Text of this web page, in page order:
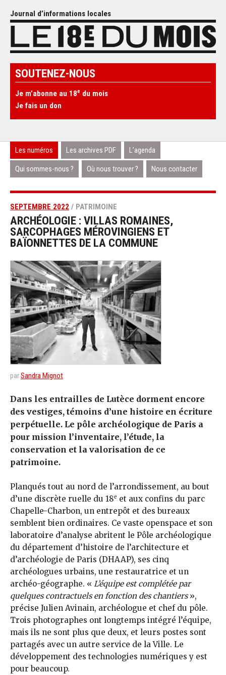
Journal d’informations locales
SOUTENEZ-NOUS
Je m’abonne au 18e du mois
Je fais un don
Les numéros Les archives PDF L’agenda
Qui sommes-nous ? Où nous trouver ? Nous contacter
SEPTEMBRE 2022 / PATRIMOINE
ARCHÉOLOGIE : VILLAS ROMAINES,
SARCOPHAGES MÉROVINGIENS ET
BAÏONNETTES DE LA COMMUNE
parSandra Mignot
Dans les entrailles de Lutèce dorment encore
des vestiges, témoins d’une histoire en écriture
perpétuelle. Le pôle archéologique de Paris a
pour mission l’inventaire, l’étude, la
conservation et la valorisation de ce
patrimoine.
Planqués tout au nord de l’arrondissement, au bout
d’une discrète ruelle du 18e et aux confins du parc
Chapelle-Charbon, un entrepôt et des bureaux
semblent bien ordinaires. Ce vaste openspace et son
laboratoire d’analyse abritent le Pôle archéologique
du département d’histoire de l’architecture et
d’archéologie de Paris (DHAAP), ses cinq
archéologues urbains, une restauratrice et un
archéo-géographe. « L’équipe est complétée par
quelques contractuels en fonction des chantiers»,
précise Julien Avinain, archéologue et chef du pôle.
Trois photographes ont longtemps intégré l’équipe,
mais ils ne sont plus que deux, et leurs postes sont
partagés avec un autre service de la Ville. Le
développement des technologies numériques y est
pour beaucoup.